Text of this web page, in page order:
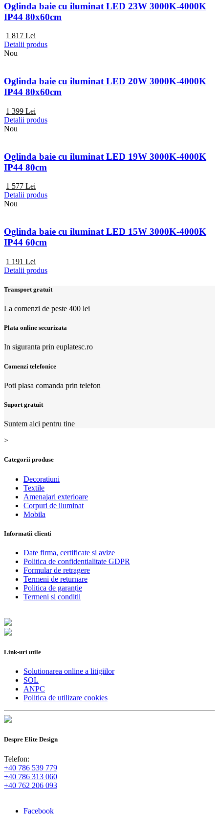
Oglinda baie cu iluminat LED 23W 3000K-4000K
IP44 80x60cm
1 817 Lei
Detalii produs
Nou
Oglinda baie cu iluminat LED 20W 3000K-4000K
IP44 80x60cm
1 399 Lei
Detalii produs
Nou
Oglinda baie cu iluminat LED 19W 3000K-4000K
IP44 80cm
1 577 Lei
Detalii produs
Nou
Oglinda baie cu iluminat LED 15W 3000K-4000K
IP44 60cm
1 191 Lei
Detalii produs
Transport gratuit
La comenzi de peste 400 lei
Plata online securizata
In siguranta prin euplatesc.ro
Comenzi telefonice
Poti plasa comanda prin telefon
Suport gratuit
Suntem aici pentru tine
>
Categorii produse
Decoratiuni
Textile
Amenajari exterioare
Corpuri de iluminat
Mobila
Informatii clienti
Date firma, certificate si avize
Politica de confidentialitate GDPR
Formular de retragere
Termeni de returnare
Politica de garanție
Termeni si conditii
Link-uri utile
Solutionarea online a litigiilor
SOL
ANPC
Politica de utilizare cookies
Despre Elite Design
Telefon:
+40 786 539 779
+40 786 313 060
+40 762 206 093
Facebook